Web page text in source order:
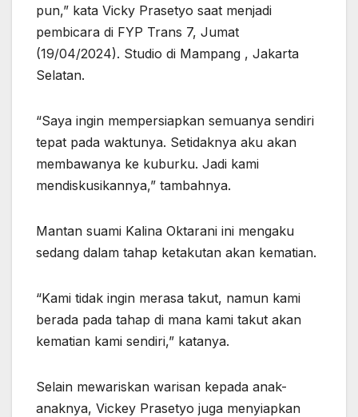
pun,” kata Vicky Prasetyo saat menjadi
pembicara di FYP Trans 7, Jumat
(19/04/2024). Studio di Mampang , Jakarta
Selatan.
“Saya ingin mempersiapkan semuanya sendiri
tepat pada waktunya. Setidaknya aku akan
membawanya ke kuburku. Jadi kami
mendiskusikannya,” tambahnya.
Mantan suami Kalina Oktarani ini mengaku
sedang dalam tahap ketakutan akan kematian.
“Kami tidak ingin merasa takut, namun kami
berada pada tahap di mana kami takut akan
kematian kami sendiri,” katanya.
Selain mewariskan warisan kepada anak-
anaknya, Vickey Prasetyo juga menyiapkan